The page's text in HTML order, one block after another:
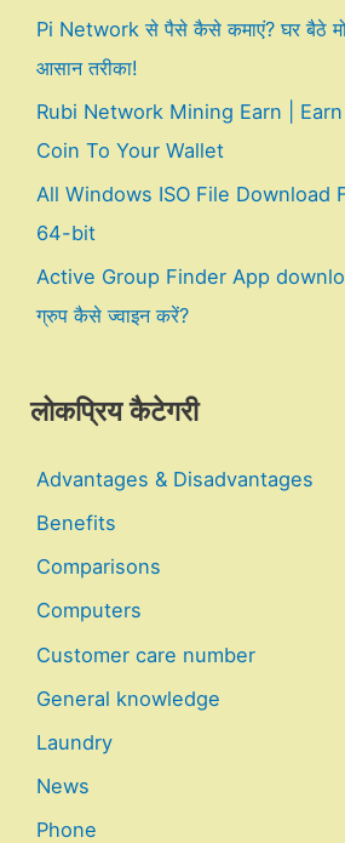
Pi Network से पैसे कैसे कमाएं? घर बैठे
आसान तरीका!
Rubi Network Mining Earn |
Coin To Your Wallet
All Windows ISO File Download
64-bit
Active Group Finder App
ग्रुप कैसे ज्वाइन करें?
लोकप्रिय कैटेगरी
Advantages & Disadvantages
Benefits
Comparisons
Computers
Customer care number
General knowledge
Laundry
News
Phone